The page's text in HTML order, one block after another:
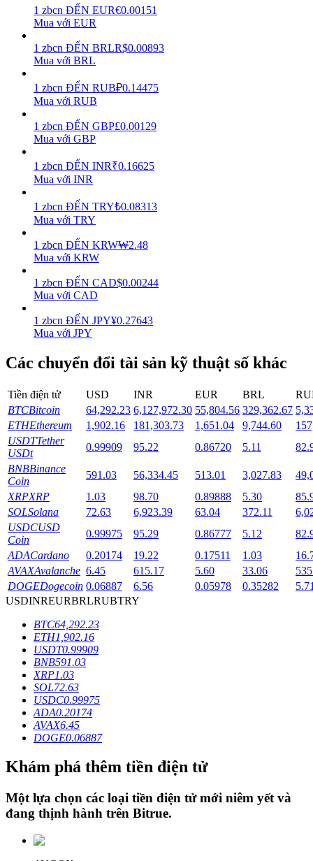
Power Piggy
Làm cho tài sản của bạn tăng giá trị đều đặn
Staking
Lợi nhuận cao và truy cập ngay lập tức
Launchpool
Đặt cọc linh hoạt để kiếm được các token phổ biến.
Khóa BTR
Khoản vay
1 zbcn ĐẾN EUR€0.00151
Mua với EUR
1 zbcn ĐẾN BRLR$0.00893
Mua với BRL
1 zbcn ĐẾN RUB₽0.14475
Mua với RUB
1 zbcn ĐẾN GBP£0.00129
Mua với GBP
1 zbcn ĐẾN INR₹0.16625
Mua với INR
1 zbcn ĐẾN TRY₺0.08313
Mua với TRY
1 zbcn ĐẾN KRW₩2.48
Mua với KRW
1 zbcn ĐẾN CAD$0.00244
Mua với CAD
1 zbcn ĐẾN JPY¥0.27643
Mua với JPY
Các chuyển đổi tài sản kỹ thuật số khác
Tiền điện tử USD INR EUR BRL
BTCBitcoin 64,292.23 6,127,972.30 55,804.56 329,362.67
ETHEthereum 1,902.16 181,303.73 1,651.04 9,744.60
USDTTether
USDt
0.99909 95.22 0.86720 5.11
BNBBinance
Coin
591.03 56,334.45 513.01 3,027.83
XRPXRP 1.03 98.70 0.89888 5.30
SOLSolana 72.63 6,923.39 63.04 372.11
USDCUSD
Coin
0.99975 95.29 0.86777 5.12
ADACardano 0.20174 19.22 0.17511 1.03
AVAXAvalanche 6.45 615.17 5.60 33.06
DOGEDogecoin 0.06887 6.56 0.05978 0.35282
USDINREURBRLRUBTRY
BTC64,292.23
ETH1,902.16
USDT0.99909
BNB591.03
XRP1.03
SOL72.63
USDC0.99975
ADA0.20174
AVAX6.45
DOGE0.06887
Khám phá thêm tiền điện tử
Một lựa chọn các loại tiền điện tử mới niêm yết và
đang thịnh hành trên Bitrue.